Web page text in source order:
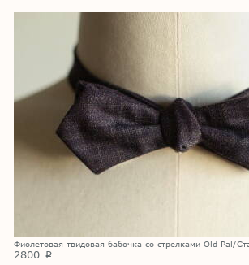
Фиолетовая твидовая бабочка со стрелками Old Pal/
2800 p